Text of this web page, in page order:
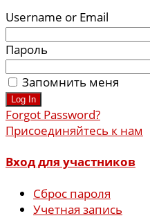
Username or Email
Пароль
Запомнить меня
Forgot Password?
Присоединяйтесь к нам
Вход для участников
Сброс пароля
Учетная запись